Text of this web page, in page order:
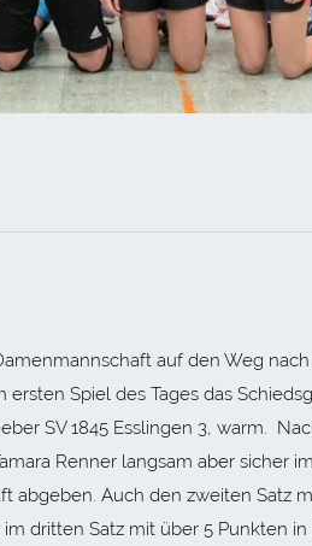
auf den Weg
Spiel des Tages das
SV 1845 Esslingen 3, warm.
Renner langsam aber sicher
abgeben. Auch den zweiten Satz
dritten Satz mit über 5 Punkten